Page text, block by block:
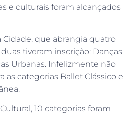
e culturais foram alcançados
Cidade, que abrangia quatro
tiveram inscrição: Danças
Urbanas. Infelizmente não
as categorias Ballet Clássico e
10 categorias foram